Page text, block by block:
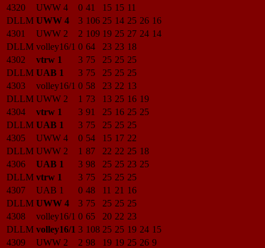
4320
UWW 4 0 41 15 15 11
DLLM UWW 4 3 106 25 14 25 26 16
4301
UWW 2 2 109 19 25 27 24 14
DLLM volley16/1 0 64 23 23 18
4302
vtrw 1 3 75 25 25 25
DLLM UAB 1 3 75 25 25 25
4303
volley16/1 0 58 23 22 13
DLLM UWW 2 1 73 13 25 16 19
4304
vtrw 1 3 91 25 16 25 25
DLLM UAB 1 3 75 25 25 25
4305
UWW 4 0 54 15 17 22
DLLM UWW 2 1 87 22 22 25 18
4306
UAB 1 3 98 25 25 23 25
DLLM vtrw 1 3 75 25 25 25
4307
UAB 1 0 48 11 21 16
DLLM UWW 4 3 75 25 25 25
4308
volley16/1 0 65 20 22 23
DLLM volley16/1 3 108 25 25 19 24 15
4309
UWW 2 2 98 19 19 25 26 9